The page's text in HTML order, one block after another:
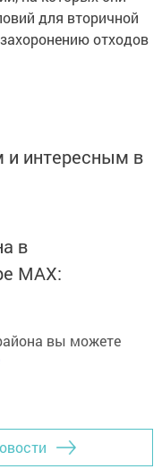
для вторичной
отходов
интересным в
в
MАХ:
вы можете